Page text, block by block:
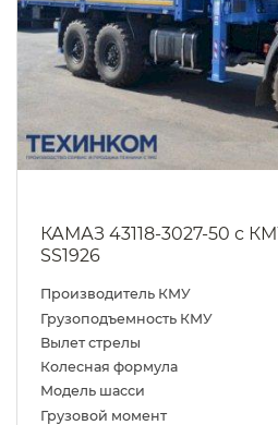
КАМАЗ 43118-3027-50 с
SS1926
Производитель КМУ
Грузоподъемность КМУ
Вылет стрелы
Колесная формула
Модель шасси
Грузовой момент